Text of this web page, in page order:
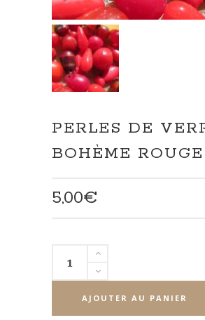
PERLES DE
BOHÈME ROUGE
5,00€
AJOUTER AU PANIER